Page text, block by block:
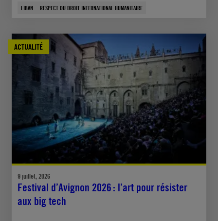
LIBAN RESPECT DU DROIT INTERNATIONAL HUMANITAIRE
ACTUALITÉ
9 juillet, 2026
Festival d’Avignon 2026 : l’art pour résister
aux big tech